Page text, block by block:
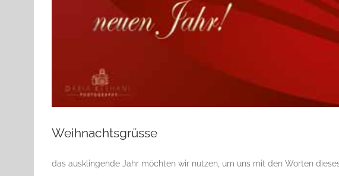
Weihnachtsgrüsse
das ausklingende Jahr möchten wir nutzen, um uns mit den Worten